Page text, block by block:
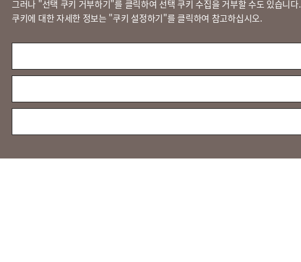
대표전화 :02-3771-2114
© LX Pantos Co., Ltd. All rights reserved.
그러나 "선택 쿠키 거부하기"를 클릭하여 선택 쿠키 수집을 거부할 수도 있습니다.
쿠키에 대한 자세한 정보는 "쿠키 설정하기"를 클릭하여 참고하십시오.